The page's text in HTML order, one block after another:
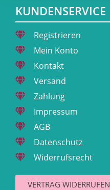
KUNDENSERVICE
Registrieren
Mein Konto
Kontakt
Versand
Zahlung
Impressum
AGB
Datenschutz
Widerrufsrecht
VERTRAG WIDERRUFEN